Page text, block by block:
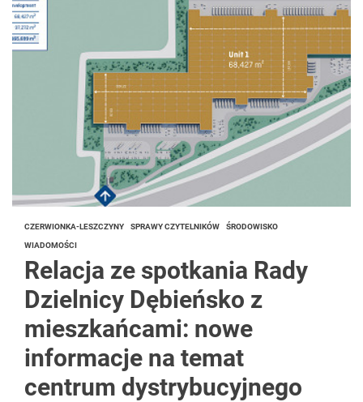
CZERWIONKA-LESZCZYNY SPRAWY CZYTELNIKÓW ŚRODOWISKO
WIADOMOŚCI
Relacja ze spotkania Rady
Dzielnicy Dębieńsko z
mieszkańcami: nowe
informacje na temat
centrum dystrybucyjnego